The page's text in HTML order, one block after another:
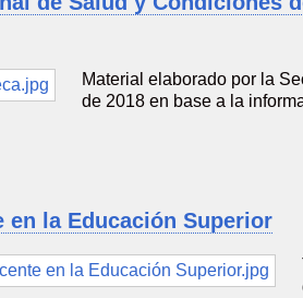
Material elaborado por la
de 2018 en base a la
en la Educación Superior